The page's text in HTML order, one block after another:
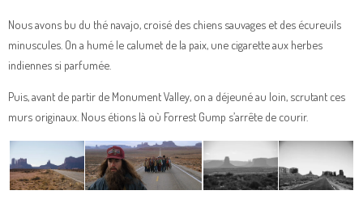
Nous avons bu du thé navajo, croisé des chiens sauvages et des écureuils
minuscules. On a humé le calumet de la paix, une cigarette aux herbes
indiennes si parfumée.
Puis, avant de partir de Monument Valley, on a déjeuné au loin, scrutant ces
murs originaux. Nous étions là où Forrest Gump s’arrête de courir.